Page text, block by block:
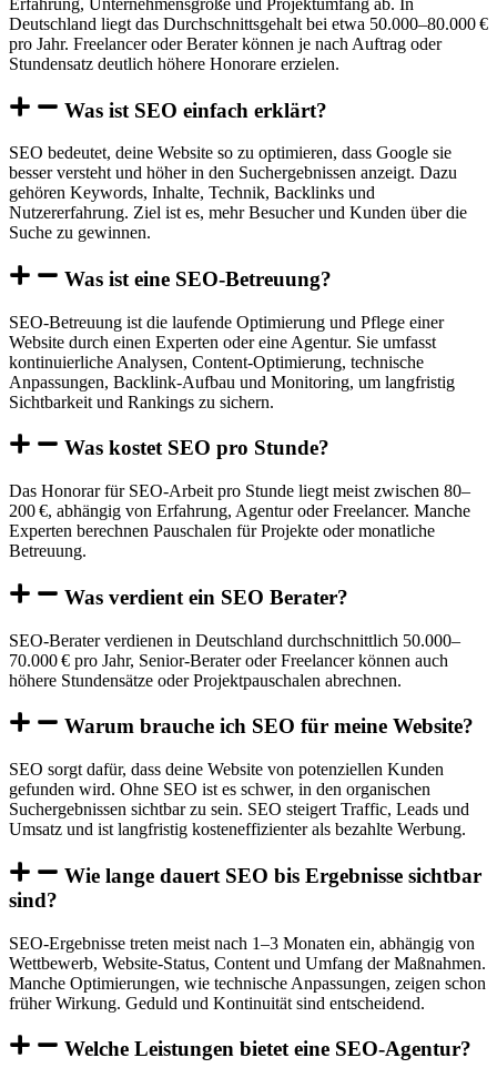
Deutschland liegt das Durchschnittsgehalt bei etwa 50.000–80.000 €
pro Jahr. Freelancer oder Berater können je nach Auftrag oder
Stundensatz deutlich höhere Honorare erzielen.
Was ist SEO einfach erklärt?
SEO bedeutet, deine Website so zu optimieren, dass Google sie
besser versteht und höher in den Suchergebnissen anzeigt. Dazu
gehören Keywords, Inhalte, Technik, Backlinks und
Nutzererfahrung. Ziel ist es, mehr Besucher und Kunden über die
Suche zu gewinnen.
Was ist eine SEO-Betreuung?
SEO-Betreuung ist die laufende Optimierung und Pflege einer
Website durch einen Experten oder eine Agentur. Sie umfasst
kontinuierliche Analysen, Content-Optimierung, technische
Anpassungen, Backlink-Aufbau und Monitoring, um langfristig
Sichtbarkeit und Rankings zu sichern.
Was kostet SEO pro Stunde?
Das Honorar für SEO-Arbeit pro Stunde liegt meist zwischen 80–
200 €, abhängig von Erfahrung, Agentur oder Freelancer. Manche
Experten berechnen Pauschalen für Projekte oder monatliche
Betreuung.
Was verdient ein SEO Berater?
SEO-Berater verdienen in Deutschland durchschnittlich 50.000–
70.000 € pro Jahr, Senior-Berater oder Freelancer können auch
höhere Stundensätze oder Projektpauschalen abrechnen.
Warum brauche ich SEO für meine Website?
SEO sorgt dafür, dass deine Website von potenziellen Kunden
gefunden wird. Ohne SEO ist es schwer, in den organischen
Suchergebnissen sichtbar zu sein. SEO steigert Traffic, Leads und
Umsatz und ist langfristig kosteneffizienter als bezahlte Werbung.
Wie lange dauert SEO bis Ergebnisse sichtbar
sind?
SEO-Ergebnisse treten meist nach 1–3 Monaten ein, abhängig von
Wettbewerb, Website-Status, Content und Umfang der Maßnahmen.
Manche Optimierungen, wie technische Anpassungen, zeigen schon
früher Wirkung. Geduld und Kontinuität sind entscheidend.
Welche Leistungen bietet eine SEO-Agentur?